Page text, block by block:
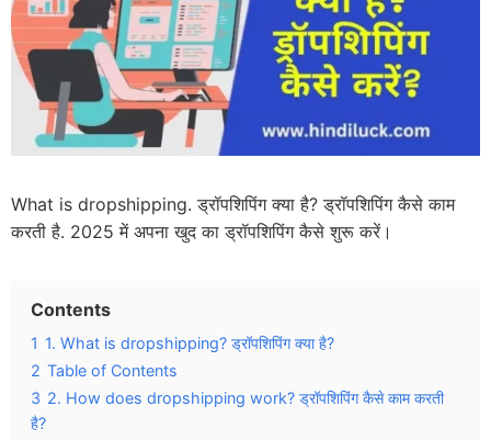
What is dropshipping. ड्रॉपशिपिंग क्या है? ड्रॉपशिपिंग कैसे काम
करती है. 2025 में अपना खुद का ड्रॉपशिपिंग कैसे शुरू करें।
Contents
1 1. What is dropshipping? ड्रॉपशिपिंग क्या है?
2 Table of Contents
3 2. How does dropshipping work? ड्रॉपशिपिंग कैसे काम करती
है?